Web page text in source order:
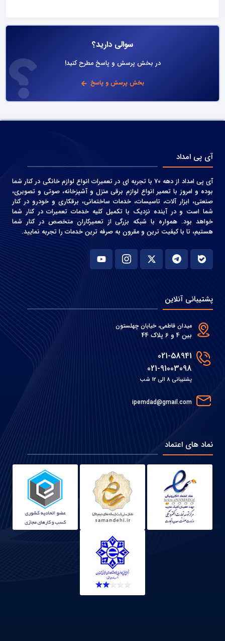
سوالی دارید؟
در بخش پرسش و پاسخ مطرح کنید!
بخش پرسش و پاسخ
آی پی امداد
آی پی امداد از دهه 70 با تجربه ای در تعمیرات انواع لوازم خانگی در کنار شما
بوده و امروز با تعمیر انواع لوازم برقی منزل و آشپزخانه، صوتی و‌ تصویری،
صنعتی، ابزار آلات، تاسیسات، خدمات ساختمانی، برقکاری و خودرو در کنار
شما است و در آینده نزدیک با تکمیل کلیه خدمات تعمیرات در کنار شما
خواهد بود. همواره با شبکه بزرگی از تعمیرکاران متخصص در کنار شما
هستیم، تا با کیفیت ترین و مقرون به صرفه ترین خدمات را تجربه نمایید.
پشتیبانی آنلاین
میدان فاطمی، خیابان چهلستون
بین 4 و 6 پلاک 44
021-58941
021-91003098
پشتیبانی 8 الی 12 شب
ipemdad@gmail.com
نماد های اعتماد